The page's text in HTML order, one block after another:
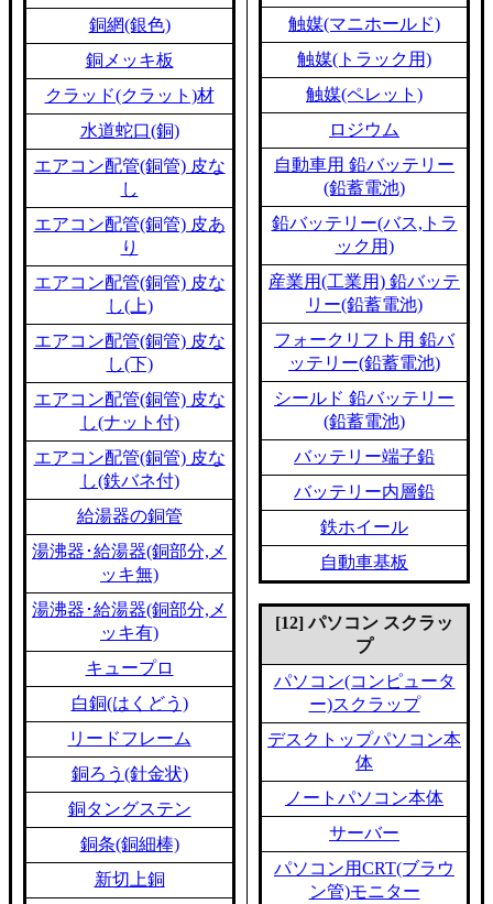
銅網(銀色)
銅メッキ板
クラッド(クラット)材
水道蛇口(銅)
エアコン配管(銅管) 皮な
し
エアコン配管(銅管) 皮あ
り
エアコン配管(銅管) 皮な
し(上)
エアコン配管(銅管) 皮な
し(下)
エアコン配管(銅管) 皮な
し(ナット付)
エアコン配管(銅管) 皮な
し(鉄バネ付)
給湯器の銅管
湯沸器･給湯器(銅部分,メ
ッキ無)
湯沸器･給湯器(銅部分,メ
ッキ有)
キュープロ
白銅(はくどう)
リードフレーム
銅ろう(針金状)
銅タングステン
銅条(銅細棒)
新切上銅
触媒(マニホールド)
触媒(トラック用)
触媒(ペレット)
ロジウム
自動車用 鉛バッテリー
(鉛蓄電池)
鉛バッテリー(バス,トラ
ック用)
産業用(工業用) 鉛バッテ
リー(鉛蓄電池)
フォークリフト用 鉛バ
ッテリー(鉛蓄電池)
シールド 鉛バッテリー
(鉛蓄電池)
バッテリー端子鉛
バッテリー内層鉛
鉄ホイール
自動車基板
[12] パソコン スクラッ
プ
パソコン(コンピュータ
ー)スクラップ
デスクトップパソコン本
体
ノートパソコン本体
サーバー
パソコン用CRT(ブラウ
ン管)モニター